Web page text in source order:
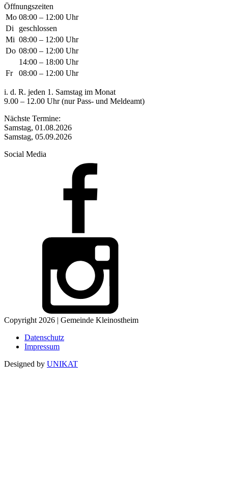
Öffnungszeiten
Mo 08:00 – 12:00 Uhr
Di
geschlossen
Mi 08:00 – 12:00 Uhr
Do 08:00 – 12:00 Uhr
14:00 – 18:00 Uhr
Fr
08:00 – 12:00 Uhr
i. d. R. jeden 1. Samstag im Monat
9.00 – 12.00 Uhr (nur Pass- und Meldeamt)
Nächste Termine:
Samstag, 01.08.2026
Samstag, 05.09.2026
Social Media
Copyright 2026 | Gemeinde Kleinostheim
Datenschutz
Impressum
Designed by UNIKAT